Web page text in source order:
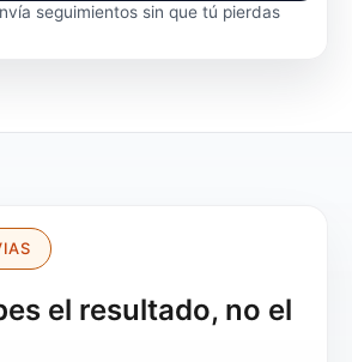
seguimientos sin que tú pierdas
el resultado, no el